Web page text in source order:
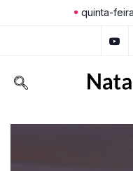
quinta-